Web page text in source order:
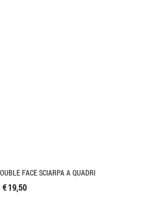
FACE SCIARPA A QUADRI
€ 19,50